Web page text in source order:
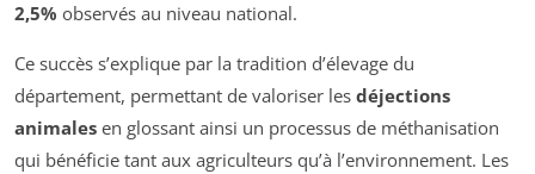
2,5% observés au niveau national.
Ce succès s’explique par la tradition d’élevage du
département, permettant de valoriser les déjections
animales en glossant ainsi un processus de méthanisation
qui bénéficie tant aux agriculteurs qu’à l’environnement. Les